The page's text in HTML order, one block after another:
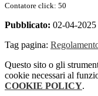
Contatore click: 50
Pubblicato: 02-04-2025
Tag pagina:
Questo sito o gli
cookie necessari al
COOKIE POLICY.